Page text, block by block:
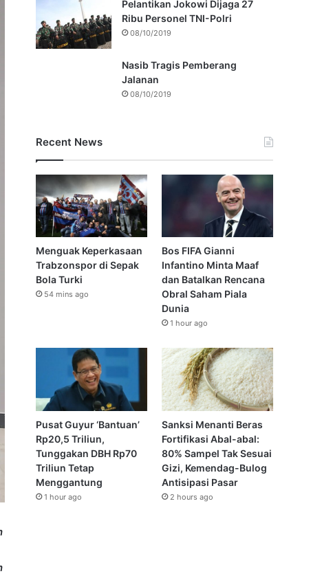
Pelantikan Jokowi Dijaga 27
Ribu Personel TNI-Polri
08/10/2019
Nasib Tragis Pemberang
Jalanan
08/10/2019
Recent News
Menguak Keperkasaan
Trabzonspor di Sepak
Bola Turki
54 mins ago
Bos FIFA Gianni
Infantino Minta Maaf
dan Batalkan Rencana
Obral Saham Piala
Dunia
1 hour ago
Pusat Guyur ‘Bantuan’
Rp20,5 Triliun,
Tunggakan DBH Rp70
Triliun Tetap
Menggantung
1 hour ago
Sanksi Menanti Beras
Fortifikasi Abal-abal:
80% Sampel Tak Sesuai
Gizi, Kemendag-Bulog
Antisipasi Pasar
2 hours ago